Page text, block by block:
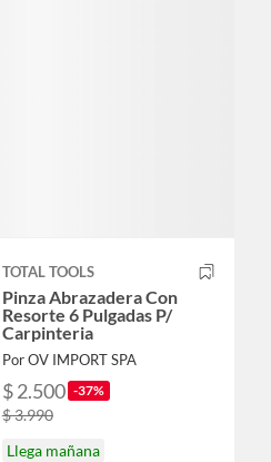
TOTAL TOOLS
Pinza Abrazadera Con
Resorte 6 Pulgadas P/
Carpinteria
Por OV IMPORT SPA
$ 2.500 -37%
$ 3.990
Llega mañana